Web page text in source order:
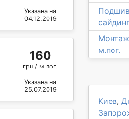
Указана на
04.12.2019
160
грн / м.пог.
Указана на
25.07.2019
м.пог.
Киев,